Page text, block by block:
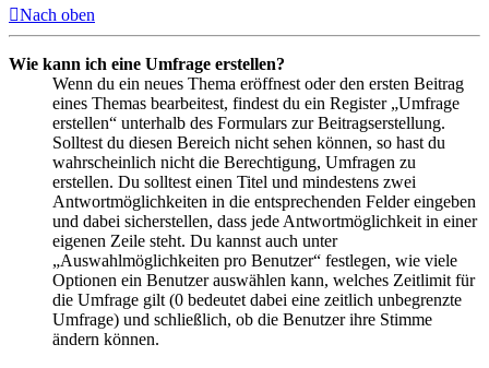
Nach oben
Wie kann ich eine Umfrage erstellen?
Wenn du ein neues Thema eröffnest oder den ersten Beitrag
eines Themas bearbeitest, findest du ein Register „Umfrage
erstellen“ unterhalb des Formulars zur Beitragserstellung.
Solltest du diesen Bereich nicht sehen können, so hast du
wahrscheinlich nicht die Berechtigung, Umfragen zu
erstellen. Du solltest einen Titel und mindestens zwei
Antwortmöglichkeiten in die entsprechenden Felder eingeben
und dabei sicherstellen, dass jede Antwortmöglichkeit in einer
eigenen Zeile steht. Du kannst auch unter
„Auswahlmöglichkeiten pro Benutzer“ festlegen, wie viele
Optionen ein Benutzer auswählen kann, welches Zeitlimit für
die Umfrage gilt (0 bedeutet dabei eine zeitlich unbegrenzte
Umfrage) und schließlich, ob die Benutzer ihre Stimme
ändern können.